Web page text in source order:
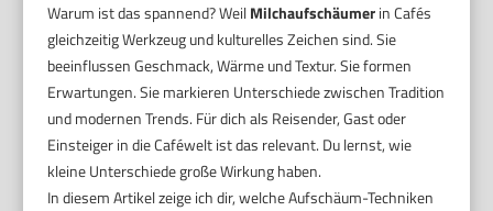
Warum ist das spannend? WeilMilchaufschäumerin Cafés
gleichzeitig Werkzeug und kulturelles Zeichen sind. Sie
beeinflussen Geschmack, Wärme und Textur. Sie formen
Erwartungen. Sie markieren Unterschiede zwischen Tradition
und modernen Trends. Für dich als Reisender, Gast oder
Einsteiger in die Caféwelt ist das relevant. Du lernst, wie
kleine Unterschiede große Wirkung haben.
In diesem Artikel zeige ich dir, welche Aufschäum-Techniken